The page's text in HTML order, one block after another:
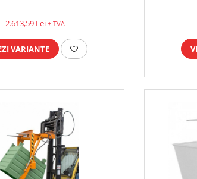
2.613,59 Lei + TVA
VARIANTE